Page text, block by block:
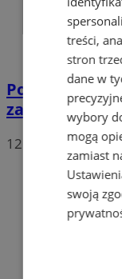
zarażenia
12
treści,
stron
dane w
wybory
mogą
zamiast
swoją